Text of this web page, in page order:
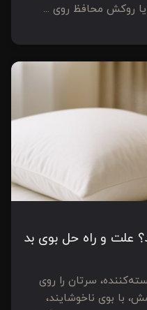
روکش محافظ روی ...
علت و راه حل بوی بد
سرتان را روی
با بوی ناخوشایند،